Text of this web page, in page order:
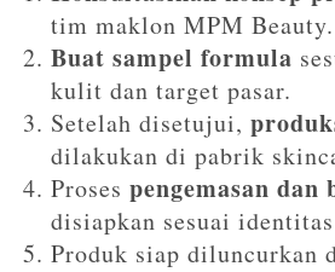
tim maklon MPM Beauty.
Buat sampel formula
kulit dan target pasar.
Setelah disetujui,
dilakukan di pabrik
Prosespengemasan dan
disiapkan sesuai
Produk siap diluncurkan